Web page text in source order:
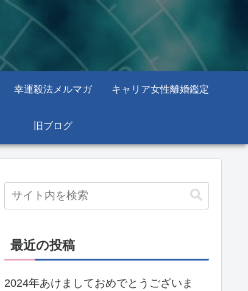
幸運殺法メルマガ キャリア女性離婚鑑定
旧ブログ
最近の投稿
2024年あけましておめでとうございま